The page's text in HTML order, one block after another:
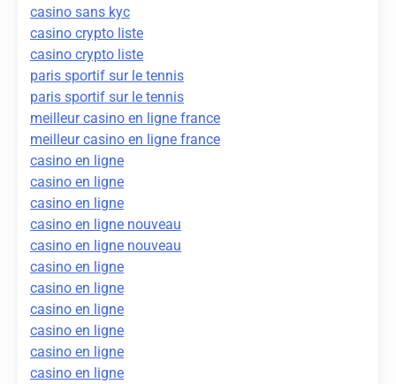
casino sans kyc
casino crypto liste
casino crypto liste
paris sportif sur le tennis
paris sportif sur le tennis
meilleur casino en ligne france
meilleur casino en ligne france
casino en ligne
casino en ligne
casino en ligne
casino en ligne nouveau
casino en ligne nouveau
casino en ligne
casino en ligne
casino en ligne
casino en ligne
casino en ligne
casino en ligne